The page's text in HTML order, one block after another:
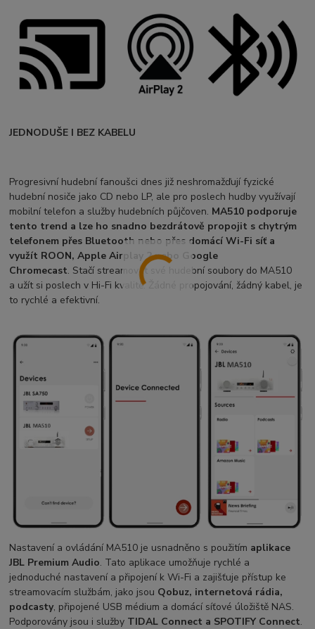
JEDNODUŠE I BEZ KABELU
Progresivní hudební fanoušci dnes již neshromažďují fyzické
hudební nosiče jako CD nebo LP, ale pro poslech hudby využívají
mobilní telefon a služby hudebních půjčoven. MA510 podporuje
tento trend a lze ho snadno bezdrátově propojit s chytrým
telefonem přes Bluetooth nebo přes domácí Wi-Fi síť a
využít ROON, Apple Airplay 2 nebo Google
Chromecast. Stačí streamovat své hudební soubory do MA510
a užít si poslech v Hi-Fi kvalitě. Žádné propojování, žádný kabel, je
to rychlé a efektivní.
Nastavení a ovládání MA510 je usnadněno s použitím aplikace
JBL Premium Audio. Tato aplikace umožňuje rychlé a
jednoduché nastavení a připojení k Wi-Fi a zajišťuje přístup ke
streamovacím službám, jako jsou Qobuz, internetová rádia,
podcasty, připojené USB médium a domácí síťové úložiště NAS.
Podporovány jsou i služby TIDAL Connect a SPOTIFY Connect.